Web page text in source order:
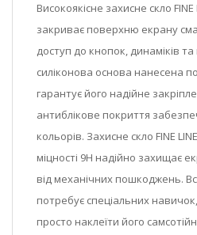
Високоякісне захисне скло
закриває поверхню екрану
доступ до кнопок, динаміків
силіконова основа нанесена
гарантує його надійне
антиблікове покриття
кольорів. Захисне скло FINE
міцності 9Н надійно захищає
від механічних пошкоджень.
потребує спеціальних
просто наклеїти його